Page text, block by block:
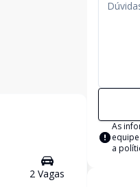
2 Vagas
As
a